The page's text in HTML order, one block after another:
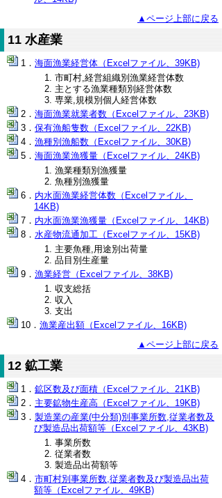
▲ページ上部に戻る
11 水産業
海面漁業経営体（Excelファイル、39KB)
市町村,経営組織別漁業経営体数
主とする漁業種類別経営体数
専業,規模別個人経営体数
海面漁業就業者数（Excelファイル、23KB)
保有漁船隻数（Excelファイル、22KB)
漁種別漁船数（Excelファイル、30KB)
海面漁業漁獲量（Excelファイル、24KB)
漁業種類別漁獲量
魚種別漁獲量
内水面漁業経営体数（Excelファイル、
14KB)
内水面漁業漁獲量（Excelファイル、14KB)
水産物流通加工（Excelファイル、15KB)
主要魚種,用途別出荷量
品目別生産量
漁業経営（Excelファイル、38KB)
収支総括
収入
支出
漁業産出額（Excelファイル、16KB)
▲ページ上部に戻る
12 鉱工業
鉱区数及び面積（Excelファイル、21KB)
主要鉱物生産高（Excelファイル、19KB)
製造業の産業(中分類)別事業所数,従業者数及
び製造品出荷額等（Excelファイル、43KB)
事業所数
従業者数
製造品出荷額等
市町村別事業所数,従業者数及び製造品出荷
額等（Excelファイル、49KB)